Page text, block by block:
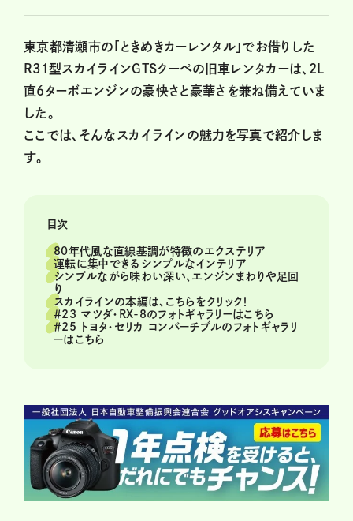
東京都清瀬市の「ときめきカーレンタル」でお借りした
R31型スカイラインGTSクーペの旧車レンタカーは、2L
直6ターボエンジンの豪快さと豪華さを兼ね備えていま
した。
ここでは、そんなスカイラインの魅力を写真で紹介しま
す。
目次
80年代風な直線基調が特徴のエクステリア
運転に集中できるシンプルなインテリア
シンプルながら味わい深い、エンジンまわりや足回
り
スカイラインの本編は、こちらをクリック！
＃23 マツダ・RX-8のフォトギャラリーはこちら
＃25 トヨタ・セリカ コンバーチブルのフォトギャラリ
ーはこちら